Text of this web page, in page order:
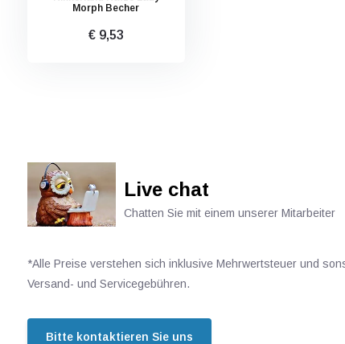
Morph Becher
€ 9,53
Live chat
Chatten Sie mit einem unserer Mitarbeiter
*Alle Preise verstehen sich inklusive Mehrwertsteuer und
Versand- und Servicegebühren.
Bitte kontaktieren Sie uns